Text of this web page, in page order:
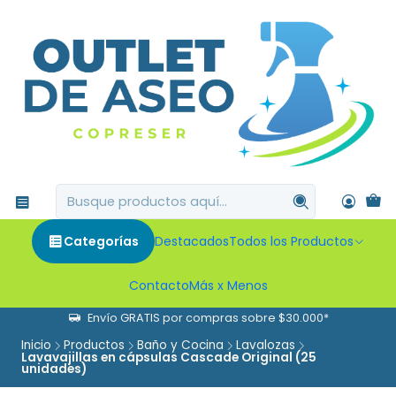
Categorías DestacadosTodos los Productos
ContactoMás x Menos
Envío GRATIS por compras sobre $30.000*
Inicio Productos Baño y Cocina Lavalozas
Lavavajillas en cápsulas Cascade Original (25
unidades)